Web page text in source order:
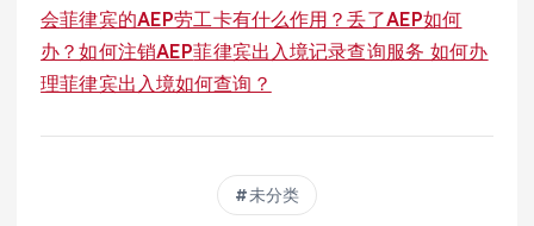
会菲律宾的AEP劳工卡有什么作用？丢了AEP如何
办？如何注销AEP菲律宾出入境记录查询服务 如何办
理菲律宾出入境如何查询？
未分类